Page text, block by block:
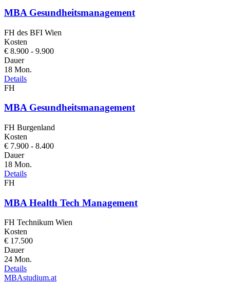
MBA Gesundheitsmanagement
FH des BFI Wien
Kosten
€ 8.900 - 9.900
Dauer
18 Mon.
Details
FH
MBA Gesundheitsmanagement
FH Burgenland
Kosten
€ 7.900 - 8.400
Dauer
18 Mon.
Details
FH
MBA Health Tech Management
FH Technikum Wien
Kosten
€ 17.500
Dauer
24 Mon.
Details
MBAstudium.at